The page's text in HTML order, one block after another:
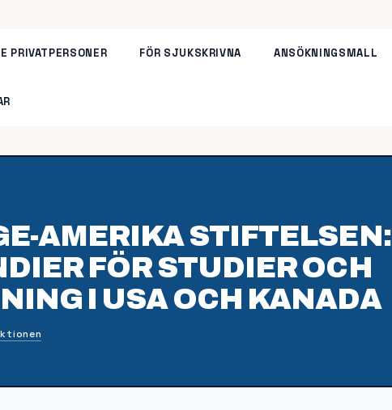
PRIVATPERSONER FÖR SJUKSKRIVNA ANSÖKNINGSMALL
AMERIKA STIFTELSEN:
FÖR STUDIER OCH
I USA OCH KANADA